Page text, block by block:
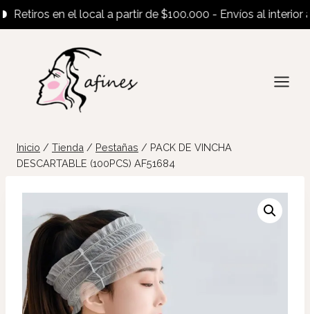
en el local a partir de $100.000 - Envíos al interior a
contenido
Inicio / Tienda / Pestañas / PACK DE VINCHA
DESCARTABLE (100PCS) AF51684